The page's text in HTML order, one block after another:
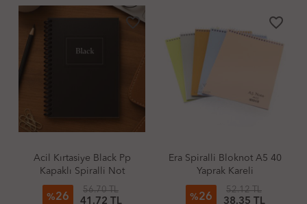
Era Spiralli Bloknot A5 40
Yaprak Kareli
%26
Acil Kırtasiye
Kapaklı Spiralli
A5 80Gr 80 Yaprak
Beyaz
%24